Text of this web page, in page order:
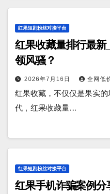
红果短剧粉丝对接平台
红果收藏量排行最
领风骚？
2026年7月16日 全网低
红果收藏，不仅仅是果实
代，红果收藏量…
红果短剧粉丝对接平台
红果手机诈骗案例